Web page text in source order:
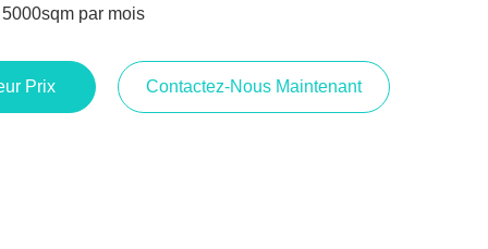
5000sqm par mois
Prix Contactez-Nous Maintenant